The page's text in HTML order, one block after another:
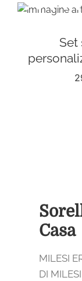
Set
Casa
MILESI
DI